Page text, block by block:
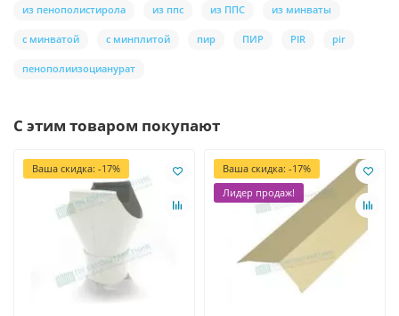
из пенополистирола из ппс из ППС из минваты
с минватой с минплитой пир ПИР PIR pir
пенополиизоцианурат
С этим товаром покупают
Ваша скидка: -17%
Ваша скидка: -17%
Лидер продаж!